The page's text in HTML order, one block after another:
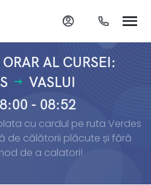
AL CURSEI:
VASLUI
- 08:52
cu cardul pe ruta Verdes
de călătorii plăcute și fără
de a calatori!